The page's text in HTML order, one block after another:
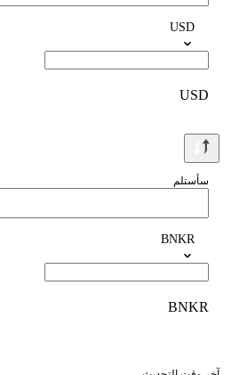
USD
USD
سأستلم
BNKR
BNKR